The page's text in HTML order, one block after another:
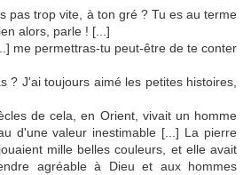
pas trop vite, à ton gré ? Tu es au terme
alors, parle ! [...]
me permettras-tu peut-être de te conter
? J'ai toujours aimé les petites histoires,
de cela, en Orient, vivait un homme
d'une valeur inestimable [...] La pierre
mille belles couleurs, et elle avait
agréable à Dieu et aux hommes